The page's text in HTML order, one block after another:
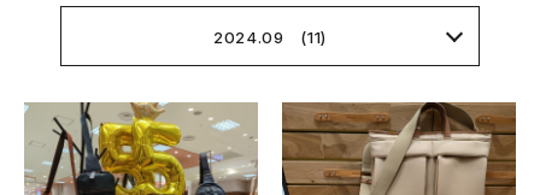
2024.09 (11)